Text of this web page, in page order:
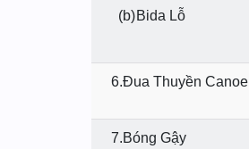
(b) Bida Lỗ
6.Đua Thuyền Canoe
7.Bóng Gậy